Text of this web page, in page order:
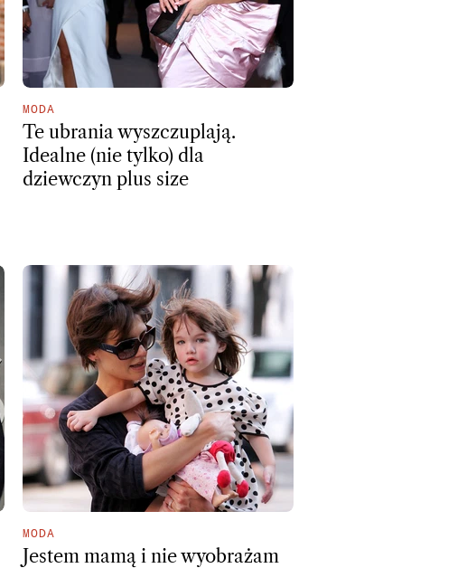
MODA
Te ubrania wyszczuplają.
Idealne (nie tylko) dla
dziewczyn plus size
MODA
Jestem mamą i nie wyobrażam